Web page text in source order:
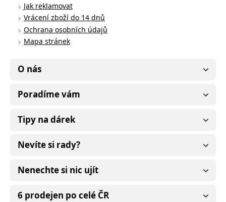
Jak reklamovat
Vrácení zboží do 14 dnů
Ochrana osobních údajů
Mapa stránek
O nás
Poradíme vám
Tipy na dárek
Nevíte si rady?
Nenechte si nic ujít
6 prodejen po celé ČR